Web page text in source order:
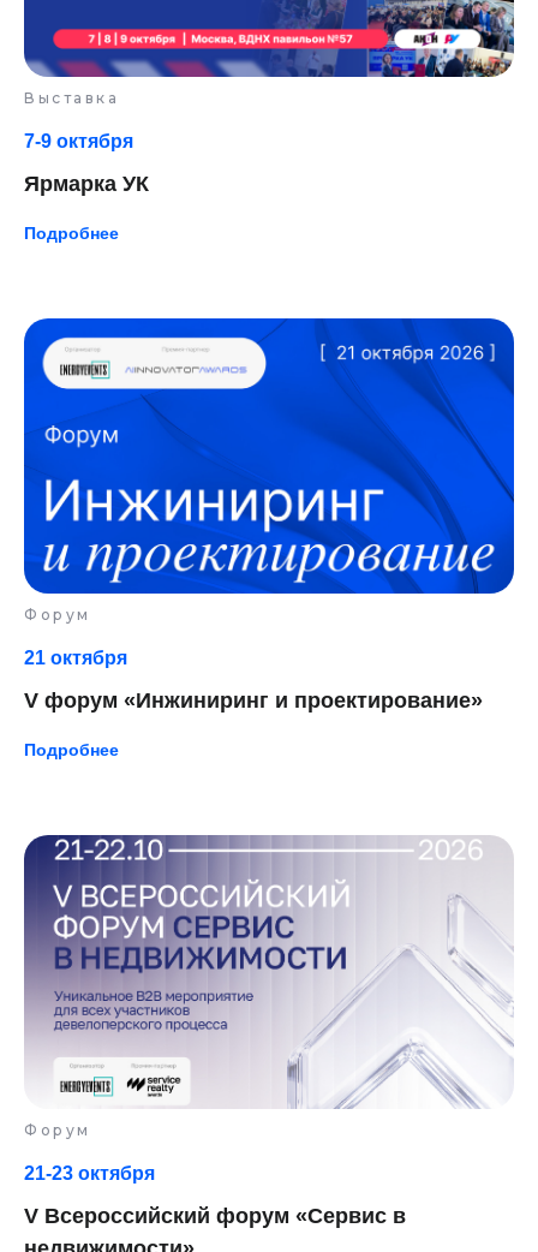
Выставка
7-9 октября
Ярмарка УК
Подробнее
Форум
21 октября
V форум «Инжиниринг и проектирование»
Подробнее
Форум
21-23 октября
V Всероссийский форум «Сервис в
Подпишитесь
на новостную